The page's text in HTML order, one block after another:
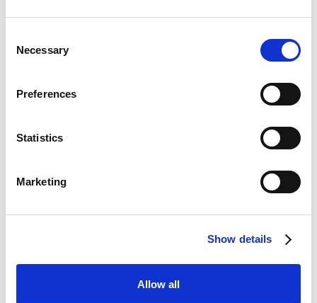
Selection
Necessary
Preferences
Statistics
Marketing
Show details
Allow all
dostępność zarządu i managerów dla pracowników
w razie pytań i wątpliwości,
zrozumieć obawy i potrzeby pozostających
przedstawienie szczegółowego planu
naprawczego na kolejnym spotkaniu całej firmy,
regularne All Hands poświęcone poprawie sytuacji
firmy.
Organizacja zadbała również o świadectwa pracy i
Ważne było też monitorowanie reakcji na poziomie
zespołów - nie tylko na poziomie procesów, ale
również emocji i atmosfery.